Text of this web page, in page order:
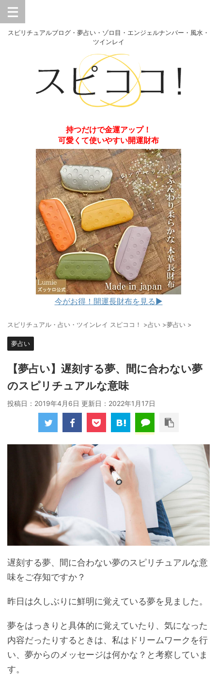
スピリチュアルブログ・夢占い・ゾロ目・エンジェルナンバー・風水・
ツインレイ
持つだけで金運アップ！
可愛くて使いやすい開運財布
今がお得！開運長財布を見る▶︎
スピリチュアル・占い・ツインレイ スピココ！ >占い >夢占い >
夢占い
【夢占い】遅刻する夢、間に合わない夢
のスピリチュアルな意味
投稿日：2019年4月6日 更新日： 2022年1月17日
遅刻する夢、間に合わない夢のスピリチュアルな意
味をご存知ですか？
昨日は久しぶりに鮮明に覚えている夢を見ました。
夢をはっきりと具体的に覚えていたり、気になった
内容だったりするときは、私はドリームワークを行
い、夢からのメッセージは何かな？と考察していま
す。